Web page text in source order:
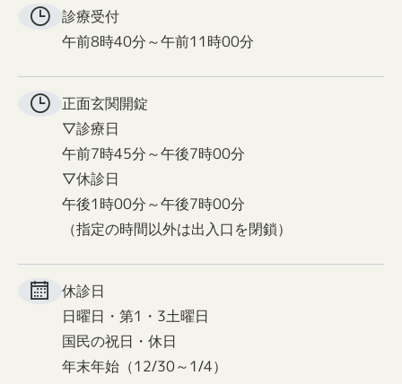
診療受付
午前8時40分～午前11時00分
正面玄関開錠
▽診療日
午前7時45分～午後7時00分
▽休診日
午後1時00分～午後7時00分
（指定の時間以外は出入口を閉鎖）
休診日
日曜日・第1・3土曜日
国民の祝日・休日
年末年始（12/30～1/4）